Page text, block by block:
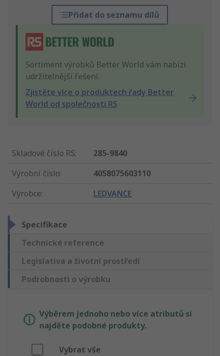
Přidat do seznamu dílů
Sortiment výrobků Better World vám nabízí
udržitelnější řešení.
Zjistěte více o produktech řady Better
World od společnosti RS
Skladové číslo RS:
285-9840
Výrobní číslo:
4058075603110
Výrobce: LEDVANCE
Specifikace
Technické reference
Legislativa a životní prostředí
Podrobnosti o výrobku
Výběrem jednoho nebo více atributů si
najděte podobné produkty.
Vybrat vše